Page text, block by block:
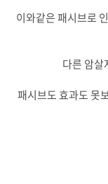
이와같은 패시브로
다른 암살
패시브도 효과도 못